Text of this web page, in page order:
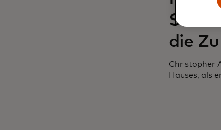
die
Christopher
Hauses, als